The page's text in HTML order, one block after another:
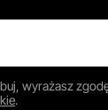
, wyrażasz
.